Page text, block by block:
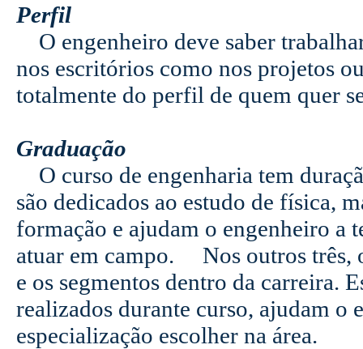
Perfil
O engenheiro deve saber
nos escritórios como nos projetos
totalmente do perfil de quem quer
Graduação
O curso de engenharia tem
são dedicados ao estudo de física,
formação e ajudam o engenheiro
atuar em campo. Nos outros três,
e os segmentos dentro da carreira.
realizados durante curso, ajudam o
especialização escolher na área.